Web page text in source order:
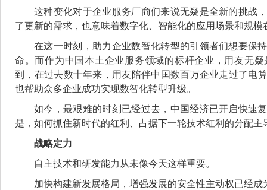
这种变化对于企业服务厂商们来说无疑是全新的挑战
了更新的需求，也意味着数字化、智能化的应用场景和规模
在这一时刻，助力企业数智化转型的引领者们想要保
命。而作为中国本土企业服务领域的标杆企业，用友无
到，在过去数十年来，用友陪伴中国数百万企业走过了电
也帮助众多企业成功实现数智化转型升级。
如今，最艰难的时刻已经过去，中国经济已开启快速
是，如何抓住新时代的红利、占据下一轮技术红利的分配主
战略定力
自主技术和研发能力从未像今天这样重要。
加快构建新发展格局，增强发展的安全性主动权已经